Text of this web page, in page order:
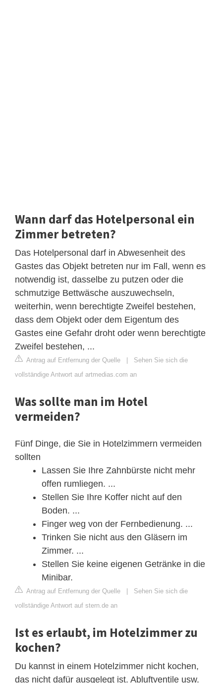
Wann darf das Hotelpersonal ein
Zimmer betreten?
Das Hotelpersonal darf in Abwesenheit des
Gastes das Objekt betreten nur im Fall, wenn es
notwendig ist, dasselbe zu putzen oder die
schmutzige Bettwäsche auszuwechseln,
weiterhin, wenn berechtigte Zweifel bestehen,
dass dem Objekt oder dem Eigentum des
Gastes eine Gefahr droht oder wenn berechtigte
Zweifel bestehen, ...
Antrag auf Entfernung der Quelle | Sehen Sie sich die
vollständige Antwort auf artmedias.com an
Was sollte man im Hotel
vermeiden?
Fünf Dinge, die Sie in Hotelzimmern vermeiden
sollten
Lassen Sie Ihre Zahnbürste nicht mehr
offen rumliegen. ...
Stellen Sie Ihre Koffer nicht auf den
Boden. ...
Finger weg von der Fernbedienung. ...
Trinken Sie nicht aus den Gläsern im
Zimmer. ...
Stellen Sie keine eigenen Getränke in die
Minibar.
Antrag auf Entfernung der Quelle | Sehen Sie sich die
vollständige Antwort auf stern.de an
Ist es erlaubt, im Hotelzimmer zu
kochen?
Du kannst in einem Hotelzimmer nicht kochen,
das nicht dafür ausgelegt ist. Abluftventile usw.